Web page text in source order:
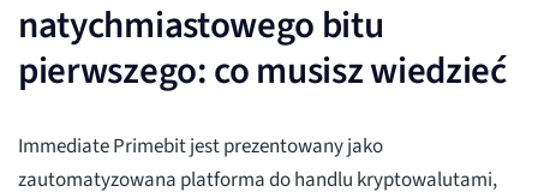
natychmiastowego bitu
pierwszego: co musisz wiedzieć
Immediate Primebit jest prezentowany jako
zautomatyzowana platforma do handlu kryptowalutami,